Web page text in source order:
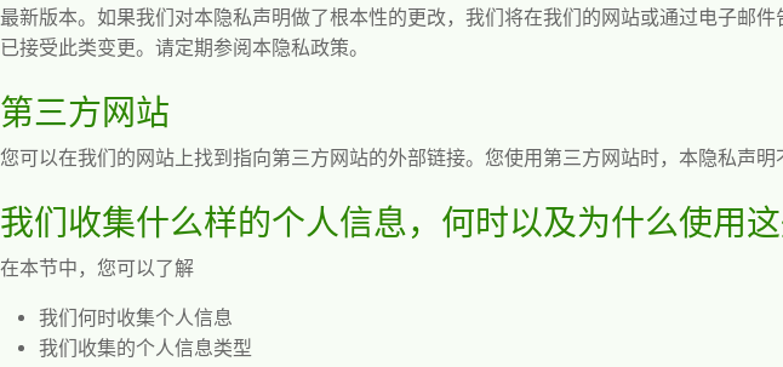
最新版本。如果我们对本隐私声明做了根本性的更改，我们将在我们的网站或通过电子邮
已接受此类变更。请定期参阅本隐私政策。
第三方网站
您可以在我们的网站上找到指向第三方网站的外部链接。您使用第三方网站时，本隐私声明
我们收集什么样的个人信息，何时以及为什么使用
在本节中，您可以了解
我们何时收集个人信息
我们收集的个人信息类型